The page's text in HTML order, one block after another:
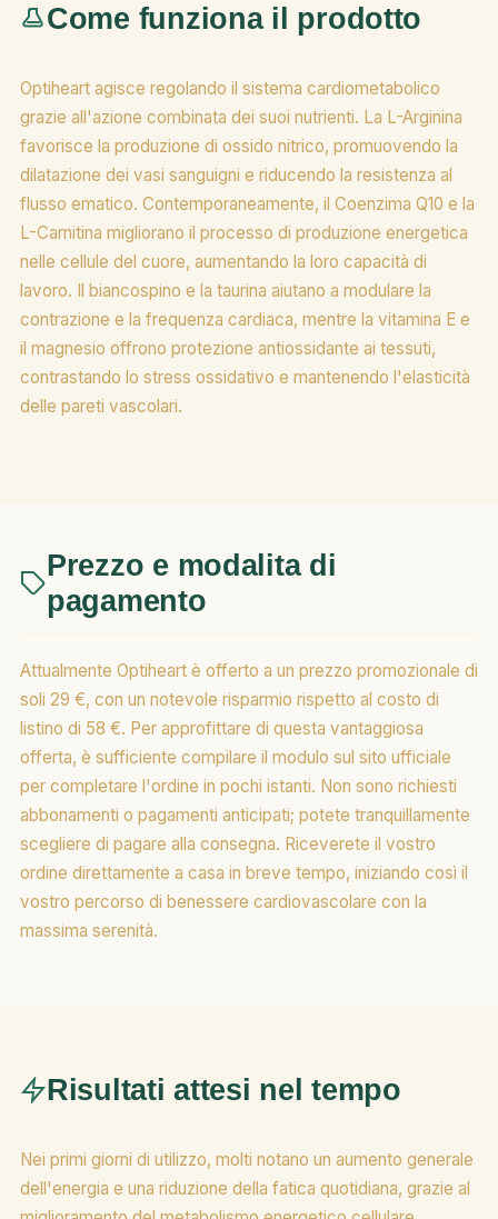
Come funziona il prodotto
Optiheart agisce regolando il sistema cardiometabolico
grazie all'azione combinata dei suoi nutrienti. La L-Arginina
favorisce la produzione di ossido nitrico, promuovendo la
dilatazione dei vasi sanguigni e riducendo la resistenza al
flusso ematico. Contemporaneamente, il Coenzima Q10 e la
L-Carnitina migliorano il processo di produzione energetica
nelle cellule del cuore, aumentando la loro capacità di
lavoro. Il biancospino e la taurina aiutano a modulare la
contrazione e la frequenza cardiaca, mentre la vitamina E e
il magnesio offrono protezione antiossidante ai tessuti,
contrastando lo stress ossidativo e mantenendo l'elasticità
delle pareti vascolari.
Prezzo e modalita di
pagamento
Attualmente Optiheart è offerto a un prezzo promozionale di
soli 29 €, con un notevole risparmio rispetto al costo di
listino di 58 €. Per approfittare di questa vantaggiosa
offerta, è sufficiente compilare il modulo sul sito ufficiale
per completare l'ordine in pochi istanti. Non sono richiesti
abbonamenti o pagamenti anticipati; potete tranquillamente
scegliere di pagare alla consegna. Riceverete il vostro
ordine direttamente a casa in breve tempo, iniziando così il
vostro percorso di benessere cardiovascolare con la
massima serenità.
Risultati attesi nel tempo
Nei primi giorni di utilizzo, molti notano un aumento generale
dell'energia e una riduzione della fatica quotidiana, grazie al